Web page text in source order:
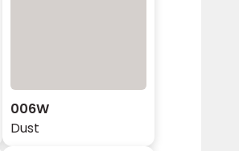
006W
Dust